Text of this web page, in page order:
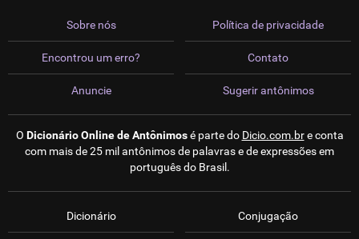
Sobre nós
Encontrou um erro?
Anuncie
Política de privacidade
Contato
Sugerir antônimos
O Dicionário Online de Antônimosé parte do Dicio.com.bre conta
com mais de 25 mil antônimos de palavras e de expressões em
português do Brasil.
Dicionário Conjugação